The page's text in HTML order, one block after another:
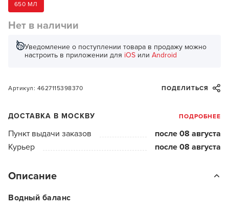
650 МЛ
Нет в наличии
Уведомление о поступлении товара в продажу можно
настроить в приложении для iOS или Android
Артикул: 4627115398370 ПОДЕЛИТЬСЯ
ДОСТАВКА В МОСКВУ ПОДРОБНЕЕ
Пункт выдачи заказов
после 08 августа
Курьер
после 08 августа
Описание
Водный баланс